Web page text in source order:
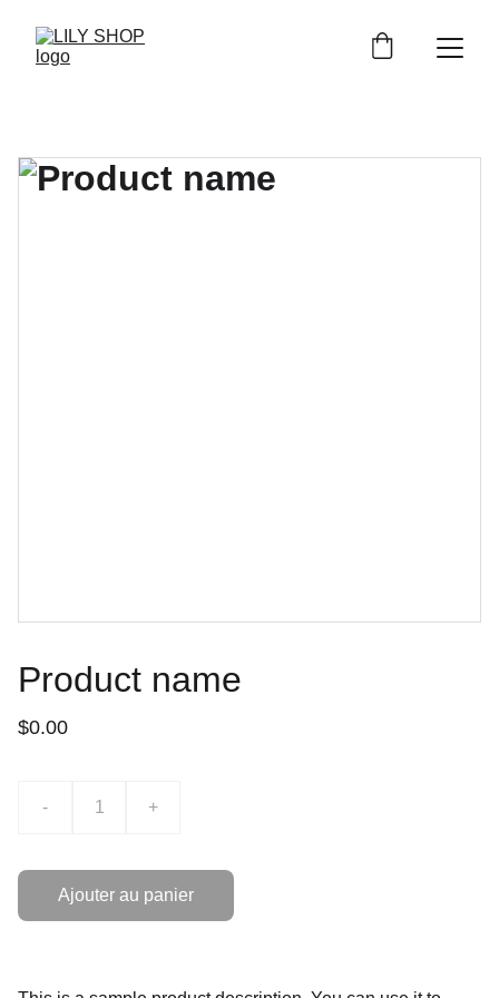
Product name
$0.00
- +
Ajouter au panier